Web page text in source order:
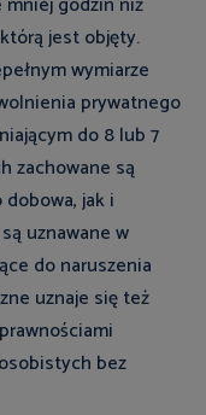
jest objęty.
wymiarze
prywatnego
do 8 lub 7
zachowane są
jak i
uznawane w
do naruszenia
uznaje się też
bez